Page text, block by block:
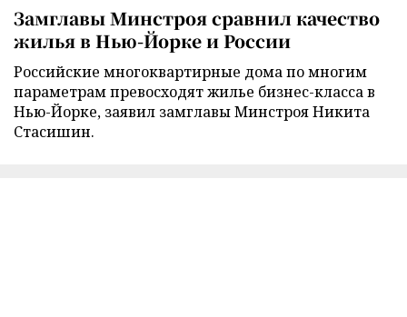
Замглавы Минстроя сравнил качество
жилья в Нью-Йорке и России
Российские многоквартирные дома по многим
параметрам превосходят жилье бизнес-класса в
Нью-Йорке, заявил замглавы Минстроя Никита
Стасишин.